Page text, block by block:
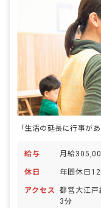
給与 月給
休日 年間休日
アクセス
都営大江戸
3分